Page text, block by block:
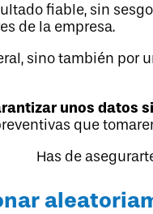
fiable, sin
de la empresa.
sino también por
unos datos
que
Has de